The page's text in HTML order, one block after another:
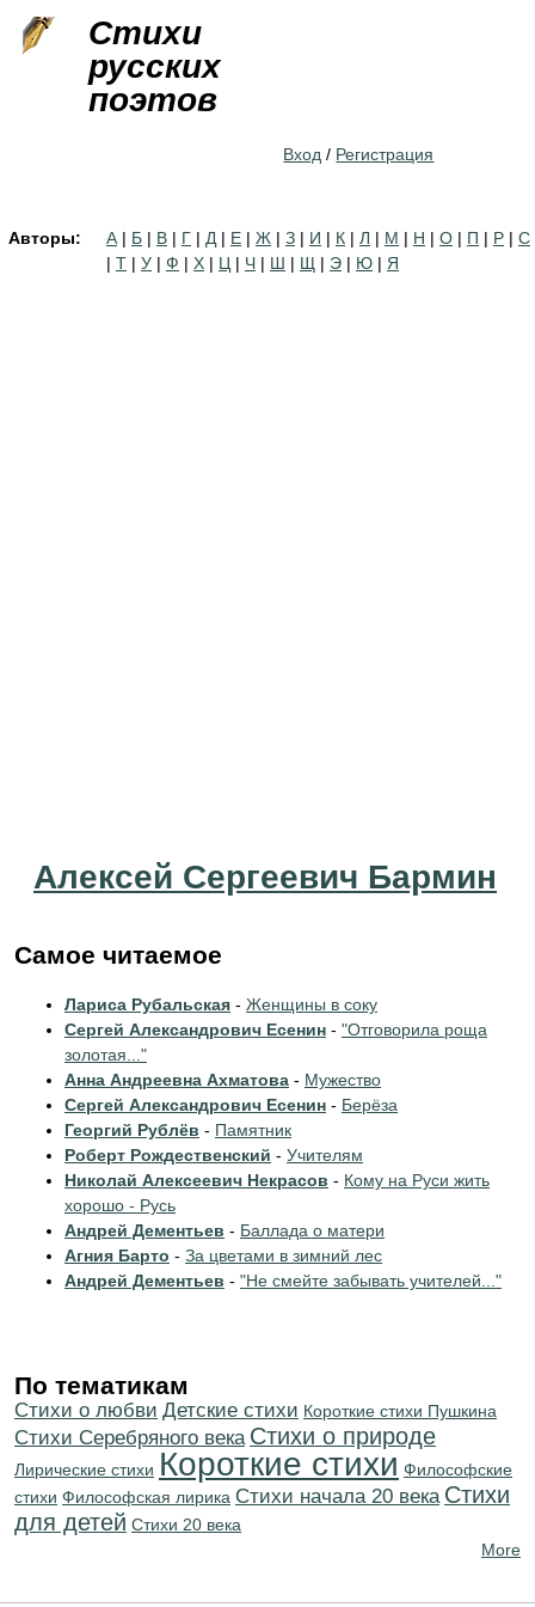
Стихи
русских
поэтов
Вход / Регистрация
Авторы: А | Б | В | Г | Д | Е | Ж | З | И | К | Л | М | Н | О | П | Р | С
| Т | У | Ф | Х | Ц | Ч | Ш | Щ | Э | Ю | Я
Алексей Сергеевич Бармин
Самое читаемое
Лариса Рубальская - Женщины в соку
Сергей Александрович Есенин - "Отговорила роща
золотая..."
Анна Андреевна Ахматова - Мужество
Сергей Александрович Есенин - Берёза
Георгий Рублёв - Памятник
Роберт Рождественский - Учителям
Николай Алексеевич Некрасов - Кому на Руси жить
хорошо - Русь
Андрей Дементьев - Баллада о матери
Агния Барто - За цветами в зимний лес
Андрей Дементьев - "Не смейте забывать учителей..."
По тематикам
Стихи о любви Детские стихи Короткие стихи Пушкина
Cтихи Серебряного века Стихи о природе
Лирические стихи Короткие стихи Философские
стихи Философская лирика Cтихи начала 20 века Стихи
для детей Стихи 20 века
More